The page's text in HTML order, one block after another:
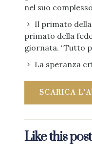
nel suo complesso
Il primato
primato della
giornata. “Tutto
La speranza
SCARICA
Like this